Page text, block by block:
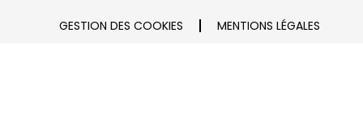
GESTION DES COOKIES MENTIONS LÉGALES